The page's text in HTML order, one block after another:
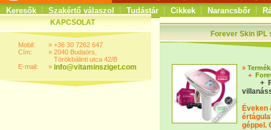
Keresők
Szakértő válaszol Tudástár Cikkek Narancsbőr
KAPCSOLAT
Mobil:
Cím:
E-mail:
»
»
»
+36 30 7262 647
2040 Budaörs,
Törökbálinti utca 42/B
info@vitaminsziget.com
Forever Skin
»
+
+
Éveken
géppel.